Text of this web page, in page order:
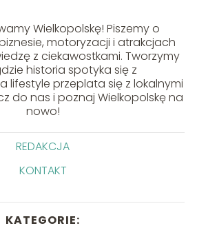
Wielkopolskę! Piszemy o
motoryzacji i atrakcjach
z ciekawostkami. Tworzymy
historia spotyka się z
lifestyle przeplata się z lokalnymi
do nas i poznaj Wielkopolskę na
nowo!
REDAKCJA
KONTAKT
KATEGORIE: